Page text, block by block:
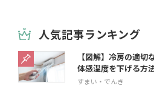
人気記事ランキング
【図解】冷房の適切
体感温度を下げる方
すまい・でんき